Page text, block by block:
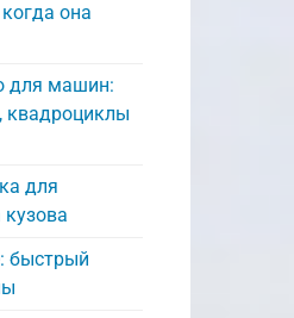
она
для машин:
квадроциклы
для
быстрый